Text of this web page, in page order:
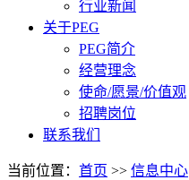
行业新闻
关于PEG
PEG简介
经营理念
使命/愿景/价值观
招聘岗位
联系我们
当前位置： 首页 >> 信息中心